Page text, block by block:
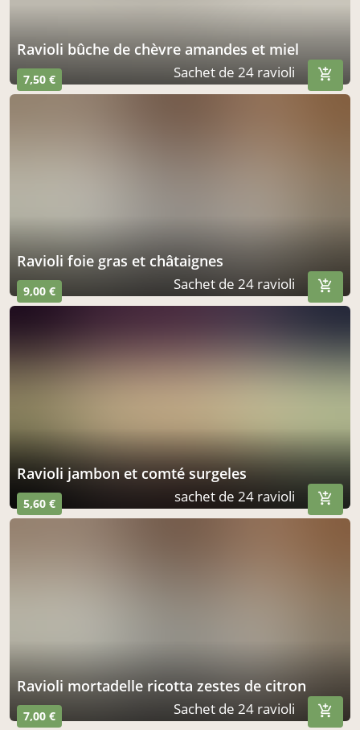
ravioli bûche de chèvre amandes et miel
7,50 € Sachet de 24 ravioli
ravioli foie gras et châtaignes
9,00 € Sachet de 24 ravioli
ravioli jambon et comté surgeles
5,60 € sachet de 24 ravioli
ravioli mortadelle ricotta zestes de citron
7,00 € Sachet de 24 ravioli